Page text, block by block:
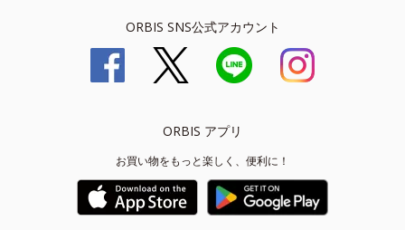
ORBIS SNS公式アカウント
ORBIS アプリ
お買い物をもっと楽しく、便利に！